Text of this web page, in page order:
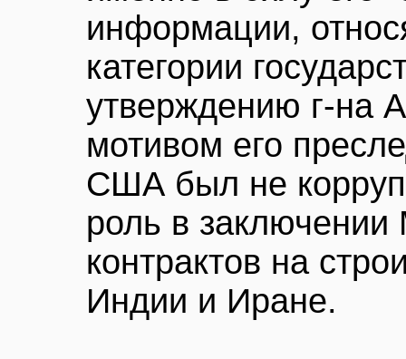
информации,
категории
утверждению г-на
мотивом его
США был не
роль в
контрактов на
Индии и Иране.